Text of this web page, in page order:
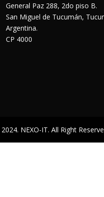
General Paz 288, 2do piso B.
San Miguel de Tucumán,
Argentina.
CP 4000
NEXO-IT. All Right